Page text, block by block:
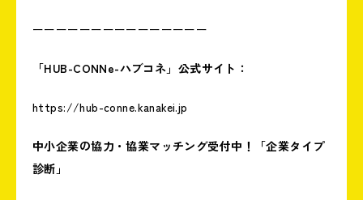
ーーーーーーーーーーーーーーー
「HUB-CONNe-ハブコネ」公式サイト：
https://hub-conne.kanakei.jp
中小企業の協力・協業マッチング受付中！「企業タイプ
診断」